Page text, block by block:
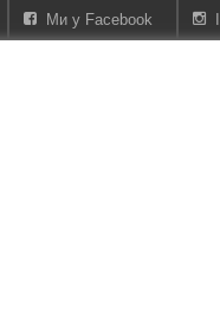
Ми у Facebook